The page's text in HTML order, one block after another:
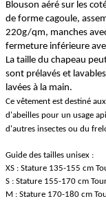
Blouson aéré sur les
de forme cagoule,
220g/qm, manches
fermeture inférieure
La taille du chapeau
sont prélavés et
lavées à la main.
Ce vêtement est destiné
d'abeilles pour un usage
d'autres insectes ou du
Guide des tailles unisex :
XS : Stature 135-155 cm
S : Stature 155-170 cm
M : Stature 170-180 cm